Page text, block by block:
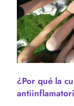
¿Por qué la